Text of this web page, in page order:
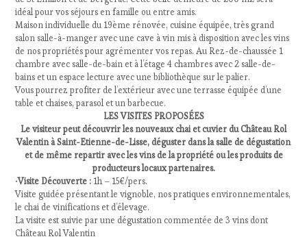
idéal pour vos séjours en famille ou entre amis.
Maison individuelle du 19ème rénovée, cuisine équipée, très grand
salon salle-à-manger avec une cave à vin mis à disposition avec les vins
de nos propriétés pour agrémenter vos repas. Au Rez-de-chaussée 1
chambre avec salle-de-bain et à l’étage 4 chambres avec 2 salle-de-
bains et un espace lecture avec une bibliothèque sur le palier.
Vous pourrez profiter de l’extérieur avec une terrasse équipée d’une
table et chaises, parasol et un barbecue.
LES VISITES PROPOSÉES
Le visiteur peut découvrir les nouveaux chai et cuvier du Château Rol
Valentin à Saint-Etienne-de-Lisse, déguster dans la salle de dégustation
et de même repartir avec les vins de la propriété ou les produits de
producteurs locaux partenaires.
•Visite Découverte : 1h – 15€/pers.
Visite guidée présentant le vignoble, nos pratiques environnementales,
le chai de vinifications et d’élevage.
La visite est suivie par une dégustation commentée de 3 vins dont
Château Rol Valentin